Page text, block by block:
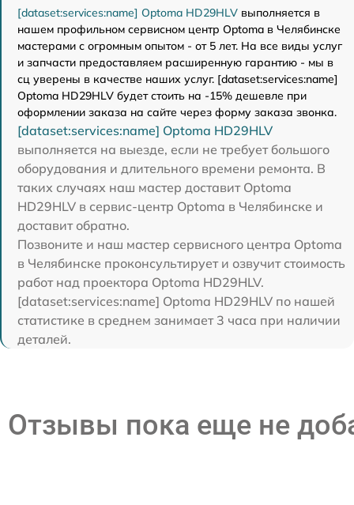
[dataset:services:name] Optoma HD29HLV выполняется в
нашем профильном сервисном центр Optoma в Челябинске
мастерами с огромным опытом - от 5 лет. На все виды услуг
и запчасти предоставляем расширенную гарантию - мы в
сц уверены в качестве наших услуг. [dataset:services:name]
Optoma HD29HLV будет стоить на -15% дешевле при
оформлении заказа на сайте через форму заказа звонка.
[dataset:services:name] Optoma HD29HLV
выполняется на выезде, если не требует большого
оборудования и длительного времени ремонта. В
таких случаях наш мастер доставит Optoma
HD29HLV в сервис-центр Optoma в Челябинске и
доставит обратно.
Позвоните и наш мастер сервисного центра Optoma
в Челябинске проконсультирует и озвучит стоимость
работ над проектора Optoma HD29HLV.
[dataset:services:name] Optoma HD29HLV по нашей
статистике в среднем занимает 3 часа при наличии
деталей.
Отзывы пока еще не